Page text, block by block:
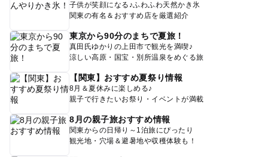
子供が笑顔になる♪ふわふわ天然かき氷
関東の有名＆おすすめ店を厳選紹介
東京から90分のまちで夏旅！
真田氏ゆかりの上田市で観光を満喫♪
涼しい高原・国宝・別所温泉をめぐる旅
【関東】おすすめ夏祭り情報
8月＆夏休みに楽しめる♪
親子で行きたいお祭り・イベントが満載
8月の親子旅おすすめ情報
関東からの日帰り～1泊旅にぴったり
観光地・穴場＆避暑地や収穫体験も！